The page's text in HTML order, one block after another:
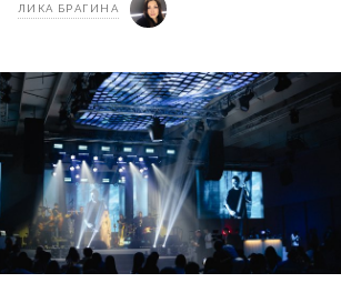
ЛИКА БРАГИНА